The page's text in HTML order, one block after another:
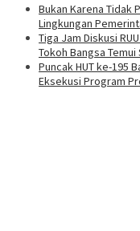
Bukan Karena Tidak
Lingkungan
Tiga Jam Diskusi
Tokoh Bangsa
Puncak HUT ke-195
Eksekusi Program